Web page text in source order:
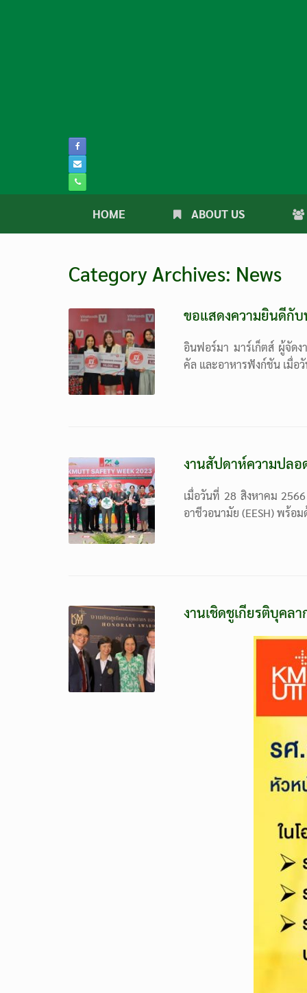
HOME ABOUT US
Category Archives: News
ขอแสดงความยินดีกับ
อินฟอร์มา มาร์เก็ตส์ ผู้จัดง
คัล และอาหารฟังก์ชัน เมื่
งานสัปดาห์ความปลอ
เมื่อวันที่ 28 สิงหาคม
อาชีวอนามัย (EESH) พร้อ
งานเชิดชูเกียรติบุคลา